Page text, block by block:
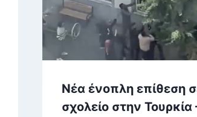
Νέα ένοπλη επίθεση
σχολείο στην Τουρκία